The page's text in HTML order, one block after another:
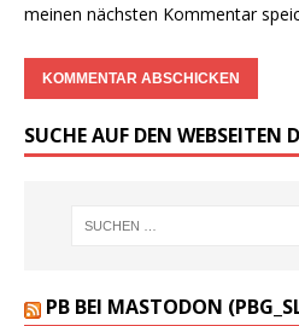
meinen nächsten Kommentar
SUCHE AUF DEN WEBSEITEN
PB BEI MASTODON